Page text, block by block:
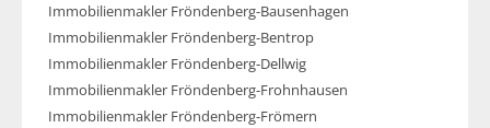
Immobilienmakler Fröndenberg-Bausenhagen
Immobilienmakler Fröndenberg-Bentrop
Immobilienmakler Fröndenberg-Dellwig
Immobilienmakler Fröndenberg-Frohnhausen
Immobilienmakler Fröndenberg-Frömern